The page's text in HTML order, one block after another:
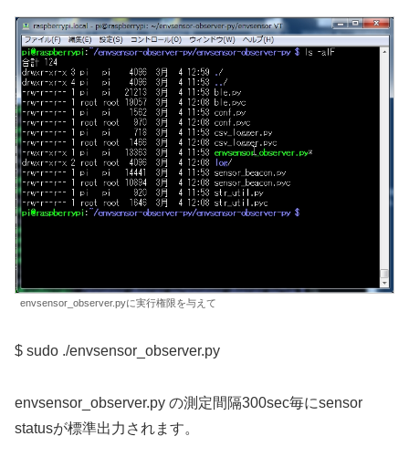
envsensor_observer.pyに実行権限を与えて
$ sudo ./envsensor_observer.py
envsensor_observer.py の測定間隔300sec毎にsensor
statusが標準出力されます。